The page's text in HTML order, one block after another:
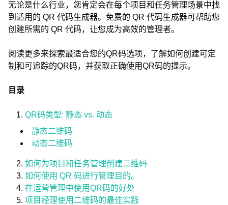
无论是什么行业，您肯定会在每个项目和任务管理场景中找
到适用的 QR 代码生成器。免费的 QR 代码生成器可帮助您
创建所需的 QR 代码，让您成为高效的管理者。
阅读更多来探索最适合您的QR码选项，了解如何创建可定
制和可追踪的QR码，并获取正确使用QR码的提示。
目录
QR码类型: 静态 vs. 动态
静态二维码
动态二维码
如何为项目和任务管理创建二维码
如何使用 QR 码进行管理目的。
在运营管理中使用QR码的好处
项目经理使用二维码的最佳实践